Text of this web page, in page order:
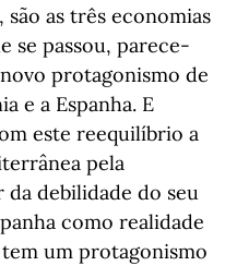
as três economias
se passou, parece-
protagonismo de
e a Espanha. E
este reequilíbrio a
pela
da debilidade do seu
como realidade
um protagonismo